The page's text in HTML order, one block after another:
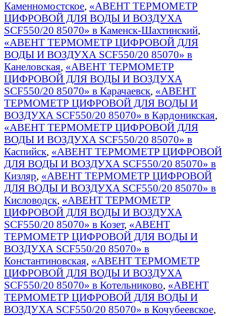
Каменномостское, «АВЕНТ ТЕРМОМЕТР
ЦИФРОВОЙ ДЛЯ ВОДЫ И ВОЗДУХА
SCF550/20 85070» в Каменск-Шахтинский,
«АВЕНТ ТЕРМОМЕТР ЦИФРОВОЙ ДЛЯ
ВОДЫ И ВОЗДУХА SCF550/20 85070» в
Канеловская, «АВЕНТ ТЕРМОМЕТР
ЦИФРОВОЙ ДЛЯ ВОДЫ И ВОЗДУХА
SCF550/20 85070» в Карачаевск, «АВЕНТ
ТЕРМОМЕТР ЦИФРОВОЙ ДЛЯ ВОДЫ И
ВОЗДУХА SCF550/20 85070» в Кардоникская,
«АВЕНТ ТЕРМОМЕТР ЦИФРОВОЙ ДЛЯ
ВОДЫ И ВОЗДУХА SCF550/20 85070» в
Каспийск, «АВЕНТ ТЕРМОМЕТР ЦИФРОВОЙ
ДЛЯ ВОДЫ И ВОЗДУХА SCF550/20 85070» в
Кизляр, «АВЕНТ ТЕРМОМЕТР ЦИФРОВОЙ
ДЛЯ ВОДЫ И ВОЗДУХА SCF550/20 85070» в
Кисловодск, «АВЕНТ ТЕРМОМЕТР
ЦИФРОВОЙ ДЛЯ ВОДЫ И ВОЗДУХА
SCF550/20 85070» в Козет, «АВЕНТ
ТЕРМОМЕТР ЦИФРОВОЙ ДЛЯ ВОДЫ И
ВОЗДУХА SCF550/20 85070» в
Константиновская, «АВЕНТ ТЕРМОМЕТР
ЦИФРОВОЙ ДЛЯ ВОДЫ И ВОЗДУХА
SCF550/20 85070» в Котельниково, «АВЕНТ
ТЕРМОМЕТР ЦИФРОВОЙ ДЛЯ ВОДЫ И
ВОЗДУХА SCF550/20 85070» в Кочубеевское,